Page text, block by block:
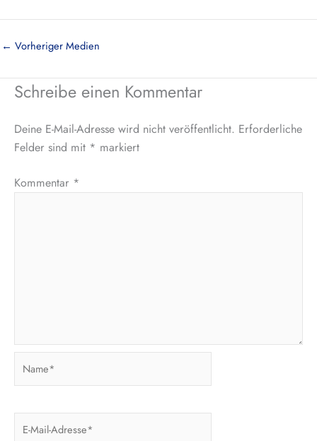
← Vorheriger Medien
Schreibe einen Kommentar
Deine E-Mail-Adresse wird nicht veröffentlicht. Erforderliche
Felder sind mit * markiert
Kommentar *